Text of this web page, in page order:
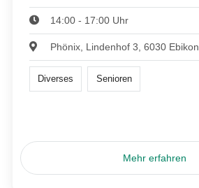
14:00 - 17:00 Uhr
Phönix, Lindenhof 3, 6030 Ebikon
Diverses Senioren
Mehr erfahren